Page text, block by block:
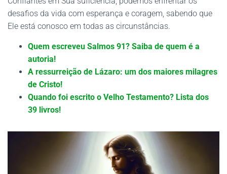
desafios da vida com esperança e coragem, sabendo que
Ele está conosco em todas as circunstâncias.
Quem escreveu Salmos 91? Saiba de quem é a
autoria!
A ressurreição de Lázaro: um dos maiores milagres
de Cristo!
Quando foi escrito o Velho Testamento? Lista dos
39 livros!